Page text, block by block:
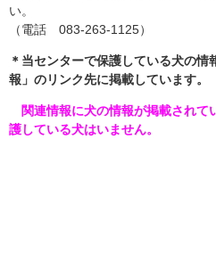
い。
（電話 083-263-1125）
＊当センターで保護している犬の
報」のリンク先に掲載しています。
関連情報に犬の情報が掲載されて
護している犬はいません。